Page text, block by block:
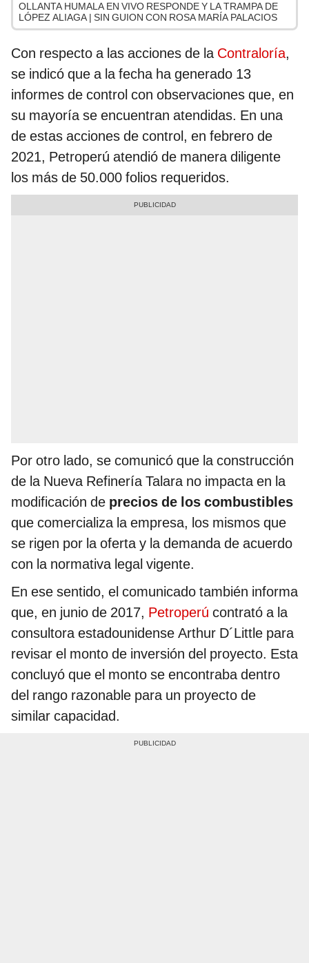
OLLANTA HUMALA EN VIVO RESPONDE Y LA TRAMPA DE
LÓPEZ ALIAGA | SIN GUION CON ROSA MARÍA PALACIOS
Con respecto a las acciones de la Contraloría,
se indicó que a la fecha ha generado 13
informes de control con observaciones que, en
su mayoría se encuentran atendidas. En una
de estas acciones de control, en febrero de
2021, Petroperú atendió de manera diligente
los más de 50.000 folios requeridos.
Por otro lado, se comunicó que la construcción
de la Nueva Refinería Talara no impacta en la
modificación de precios de los combustibles
que comercializa la empresa, los mismos que
se rigen por la oferta y la demanda de acuerdo
con la normativa legal vigente.
En ese sentido, el comunicado también informa
que, en junio de 2017, Petroperú contrató a la
consultora estadounidense Arthur D´Little para
revisar el monto de inversión del proyecto. Esta
concluyó que el monto se encontraba dentro
del rango razonable para un proyecto de
similar capacidad.